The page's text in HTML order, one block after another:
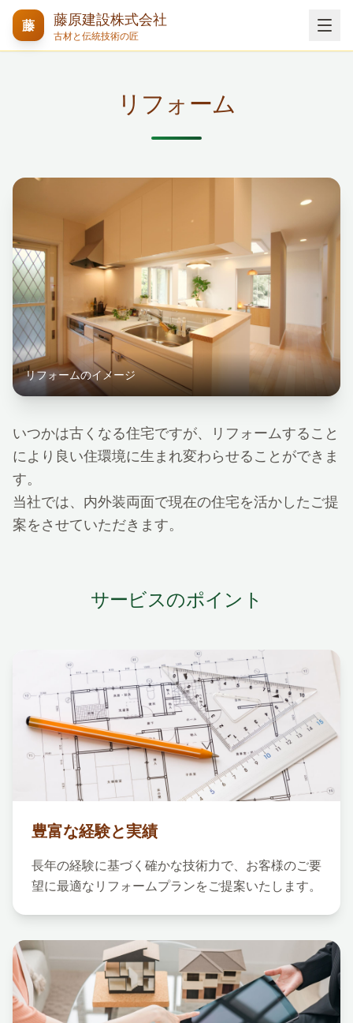
藤 藤原建設株式会社
古材と伝統技術の匠
リフォーム
いつかは古くなる住宅ですが、リフォームすること
により良い住環境に生まれ変わらせることができま
す。
当社では、内外装両面で現在の住宅を活かしたご提
案をさせていただきます。
リフォームのイメージ
サービスのポイント
豊富な経験と実績
長年の経験に基づく確かな技術力で、お客様のご要
望に最適なリフォームプランをご提案いたします。